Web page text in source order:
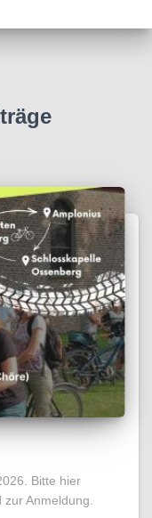
Bitte hier
Anmeldung.